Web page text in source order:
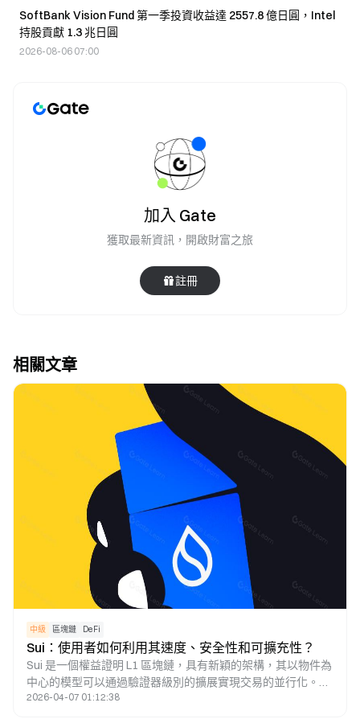
SoftBank Vision Fund 第一季投資收益達 2557.8 億日圓，Intel
持股貢獻 1.3 兆日圓
2026-08-06 07:00
加入 Gate
獲取最新資訊，開啟財富之旅
註冊
相關文章
中級 區塊鏈 DeFi
Sui：使用者如何利用其速度、安全性和可擴充性？
Sui 是一個權益證明 L1 區塊鏈，具有新穎的架構，其以物件為
中心的模型可以通過驗證器級別的擴展實現交易的並行化。在
這篇研究論文中，將介紹Sui區塊鏈的獨特功能，將介紹SUI代
2026-04-07 01:12:38